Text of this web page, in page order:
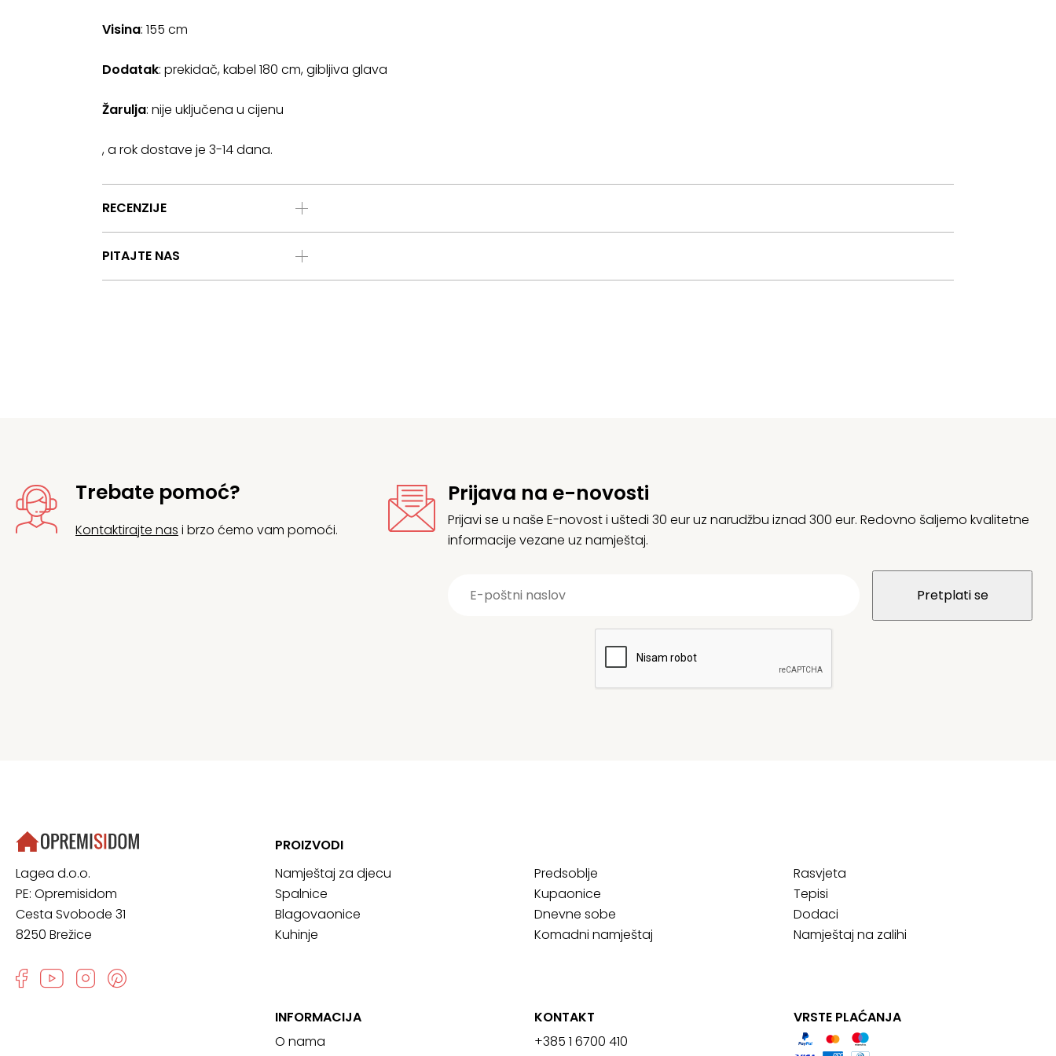
Visina: 155 cm
Dodatak: prekidač, kabel 180 cm, gibljiva glava
Žarulja: nije uključena u cijenu
, a rok dostave je 3-14 dana.
RECENZIJE
PITAJTE NAS
Trebate pomoć?
Kontaktirajte nas i brzo ćemo vam pomoći.
Prijava na e-novosti
Prijavi se u naše E-novost i uštedi 30 eur uz narudžbu iznad 300 eur. Redovno šaljemo kvalitetne
informacije vezane uz namještaj.
Lagea d.o.o.
PE: Opremisidom
Cesta Svobode 31
8250 Brežice
PROIZVODI
Namještaj za djecu
Spalnice
Blagovaonice
Kuhinje
Predsoblje
Kupaonice
Dnevne sobe
Komadni namještaj
Rasvjeta
Tepisi
Dodaci
Namještaj na zalihi
INFORMACIJA
O nama
KONTAKT
+385 1 6700 410
VRSTE PLAĆANJA